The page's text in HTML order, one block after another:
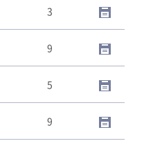
3
9
5
9